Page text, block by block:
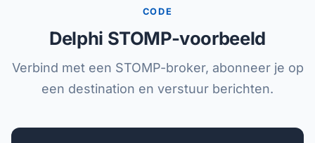
CODE
Delphi STOMP-voorbeeld
Verbind met een STOMP-broker, abonneer je op
een destination en verstuur berichten.